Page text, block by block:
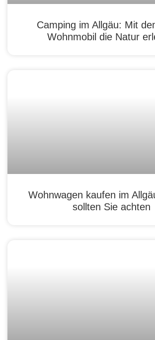
Camping im Allgäu: Mit
Wohnmobil die Natur
Wohnwagen kaufen im
sollten Sie achten